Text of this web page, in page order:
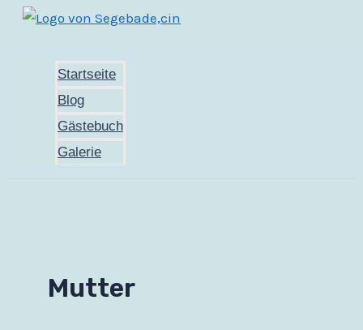
Zum
springen
Startseite
Blog
Gästebuch
Galerie
Mutter